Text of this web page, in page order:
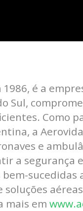
1986, é a
Sul,
Como
a
e
a segurança
soluções
mais em